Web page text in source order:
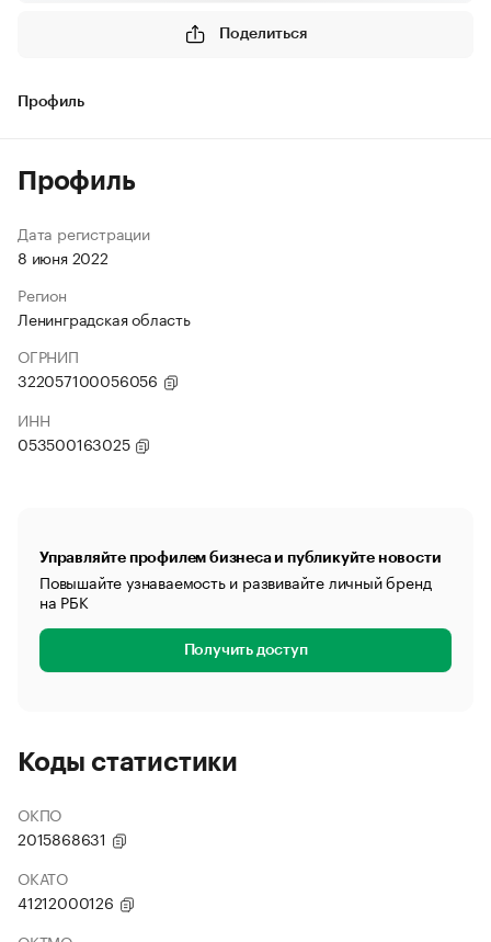
Поделиться
Профиль
Профиль
Дата регистрации
8 июня 2022
Регион
Ленинградская область
ОГРНИП
322057100056056
ИНН
053500163025
Управляйте профилем бизнеса и публикуйте новости
Повышайте узнаваемость и развивайте личный бренд
на РБК
Получить доступ
Коды статистики
ОКПО
2015868631
ОКАТО
41212000126